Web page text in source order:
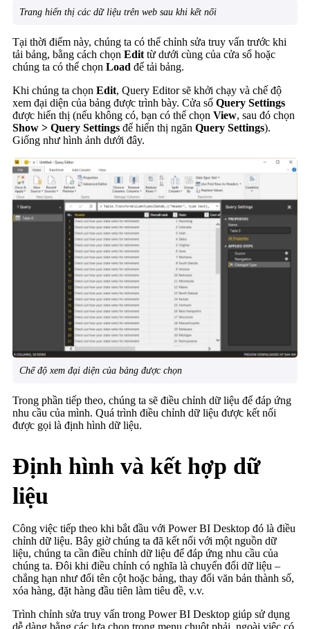
Trang hiển thị các dữ liệu trên web sau khi kết nối
Tại thời điểm này, chúng ta có thể chỉnh sửa truy vấn trước khi
tải bảng, bằng cách chọn Edit từ dưới cùng của cửa sổ hoặc
chúng ta có thể chọn Load để tải bảng.
Khi chúng ta chọn Edit, Query Editor sẽ khởi chạy và chế độ
xem đại diện của bảng được trình bày. Cửa sổ Query Settings
được hiển thị (nếu không có, bạn có thể chọn View, sau đó chọn
Show > Query Settings để hiển thị ngăn Query Settings).
Giống như hình ảnh dưới đây.
Chế độ xem đại diện của bảng được chọn
Trong phần tiếp theo, chúng ta sẽ điều chỉnh dữ liệu để đáp ứng
nhu cầu của mình. Quá trình điều chỉnh dữ liệu được kết nối
được gọi là định hình dữ liệu.
Định hình và kết hợp dữ
liệu
Công việc tiếp theo khi bắt đầu với Power BI Desktop đó là điều
chỉnh dữ liệu. Bây giờ chúng ta đã kết nối với một nguồn dữ
liệu, chúng ta cần điều chỉnh dữ liệu để đáp ứng nhu cầu của
chúng ta. Đôi khi điều chỉnh có nghĩa là chuyển đổi dữ liệu –
chẳng hạn như đổi tên cột hoặc bảng, thay đổi văn bản thành số,
xóa hàng, đặt hàng đầu tiên làm tiêu đề, v.v.
Trình chỉnh sửa truy vấn trong Power BI Desktop giúp sử dụng